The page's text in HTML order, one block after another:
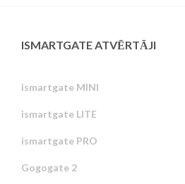
ISMARTGATE ATVĒRTĀJI
ismartgate MINI
ismartgate LITE
ismartgate PRO
Gogogate 2